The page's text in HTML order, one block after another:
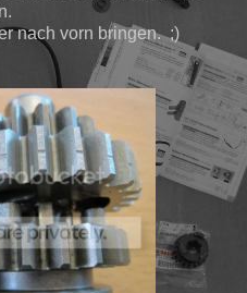
nach vorn bringen. ;)